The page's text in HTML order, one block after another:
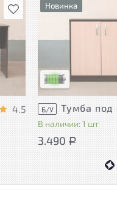
В избранное
4.5
Новинка
У товара
незначительные
эксплуатации, не
Низкая степень
Б/У
В наличии: 1 шт
3.490 Р